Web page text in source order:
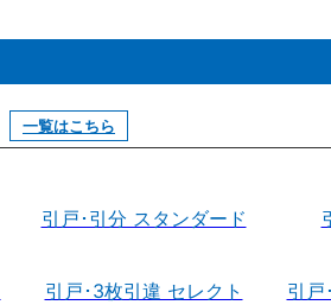
一覧はこちら
引戸･引分 スタンダード
引戸･3枚引違 セレクト 引戸